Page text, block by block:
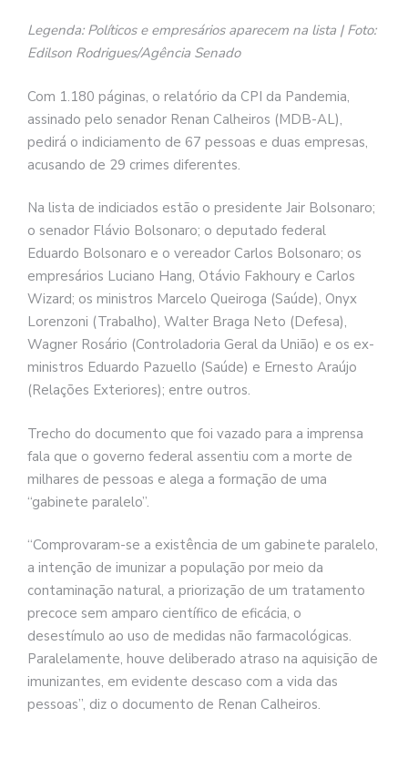
Legenda: Políticos e empresários aparecem na lista | Foto:
Edilson Rodrigues/Agência Senado
Com 1.180 páginas, o relatório da CPI da Pandemia,
assinado pelo senador Renan Calheiros (MDB-AL),
pedirá o indiciamento de 67 pessoas e duas empresas,
acusando de 29 crimes diferentes.
Na lista de indiciados estão o presidente Jair Bolsonaro;
o senador Flávio Bolsonaro; o deputado federal
Eduardo Bolsonaro e o vereador Carlos Bolsonaro; os
empresários Luciano Hang, Otávio Fakhoury e Carlos
Wizard; os ministros Marcelo Queiroga (Saúde), Onyx
Lorenzoni (Trabalho), Walter Braga Neto (Defesa),
Wagner Rosário (Controladoria Geral da União) e os ex-
ministros Eduardo Pazuello (Saúde) e Ernesto Araújo
(Relações Exteriores); entre outros.
Trecho do documento que foi vazado para a imprensa
fala que o governo federal assentiu com a morte de
milhares de pessoas e alega a formação de uma
“gabinete paralelo”.
“Comprovaram-se a existência de um gabinete paralelo,
a intenção de imunizar a população por meio da
contaminação natural, a priorização de um tratamento
precoce sem amparo científico de eficácia, o
desestímulo ao uso de medidas não farmacológicas.
Paralelamente, houve deliberado atraso na aquisição de
imunizantes, em evidente descaso com a vida das
pessoas”, diz o documento de Renan Calheiros.